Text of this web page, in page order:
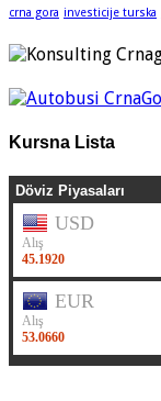
crna gora investicije turska
Kursna Lista